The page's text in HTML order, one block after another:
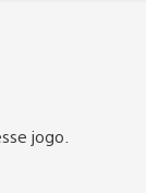
jogo.